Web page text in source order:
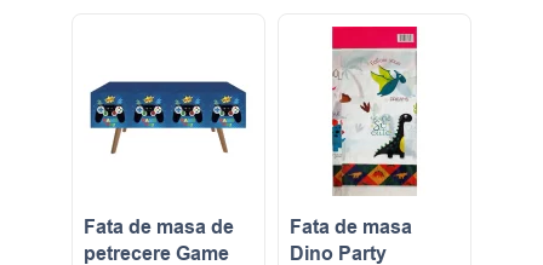
Fata de masa de
petrecere Game
Fata de masa
Dino Party